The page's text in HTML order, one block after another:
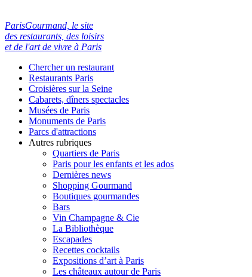
ParisGourmand, le site
des restaurants, des loisirs
et de l'art de vivre à Paris
Chercher un restaurant
Restaurants Paris
Croisières sur la Seine
Cabarets, dîners spectacles
Musées de Paris
Monuments de Paris
Parcs d'attractions
Autres rubriques
Quartiers de Paris
Paris pour les enfants et les ados
Dernières news
Shopping Gourmand
Boutiques gourmandes
Bars
Vin Champagne & Cie
La Bibliothèque
Escapades
Recettes cocktails
Expositions d’art à Paris
Les châteaux autour de Paris